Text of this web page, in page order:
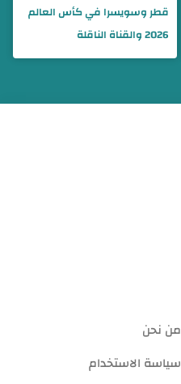
قطر وسويسرا في كأس العالم
2026 والقناة الناقلة
من نحن
سياسة الاستخدام